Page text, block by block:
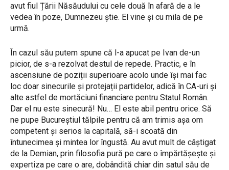
avut fiul Țării Năsăudului cu cele două în afară de a le
vedea în poze, Dumnezeu știe. El vine și cu mila de pe
urmă.
În cazul său putem spune că l-a apucat pe Ivan de-un
picior, de s-a rezolvat destul de repede. Practic, e în
ascensiune de poziții superioare acolo unde își mai fac
loc doar sinecurile și protejații partidelor, adică în CA-uri și
alte astfel de mortăciuni financiare pentru Statul Român.
Dar el nu este sinecură! Nu… El este abil pentru orice. Să
ne pupe Bucureștiul tălpile pentru că am trimis așa om
competent și serios la capitală, să-i scoată din
întunecimea și mintea lor îngustă. Au avut mult de câștigat
de la Demian, prin filosofia pură pe care o împărtășește și
expertiza pe care o are, dobândită chiar din satul său de